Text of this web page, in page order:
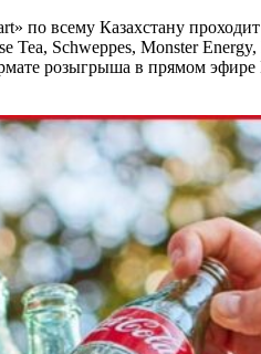
по всему Казахстану
Tea, Schweppes, Monster
розыгрыша в прямом